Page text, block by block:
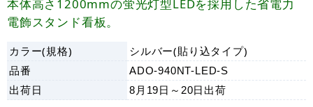
本体高さ1200mmの蛍光灯型LEDを採用した省電力
電飾スタンド看板。
カラー(規格)
シルバー(貼り込タイプ)
品番
ADO-940NT-LED-S
出荷日 8月19日～20日 出荷